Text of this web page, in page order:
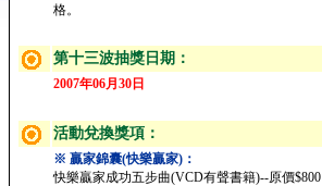
格。
第十三波抽獎日期：
2007年06月30日
活動兌換獎項：
※ 贏家錦囊(快樂贏家)：
快樂贏家成功五步曲(VCD有聲書籍)--原價$800